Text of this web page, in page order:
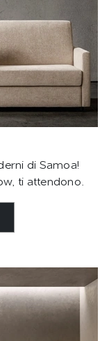
di Samoa!
ti attendono.